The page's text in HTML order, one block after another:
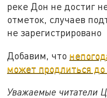
реке Дон не достиг
отметок, случаев
не зарегистрировано
Добавим, что
может продлиться до
Уважаемые читатели